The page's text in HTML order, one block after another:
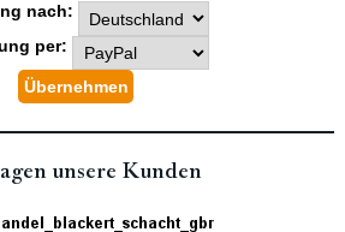
nach:
per:
unsere Kunden